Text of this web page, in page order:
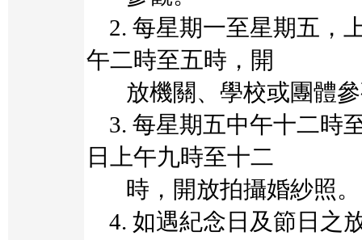
2. 每星期一至星期五，
午二時至五時，開
放機關、學校或團體參
3. 每星期五中午十二時
日上午九時至十二
時，開放拍攝婚紗照。
4. 如遇紀念日及節日之